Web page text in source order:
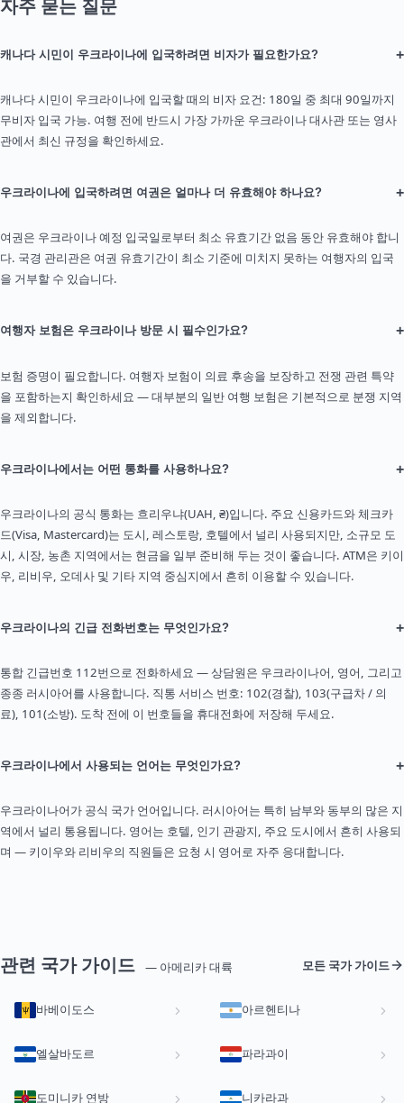
자주 묻는 질문
캐나다 시민이 우크라이나에 입국하려면 비자가 필요한가요? +
캐나다 시민이 우크라이나에 입국할 때의 비자 요건: 180일 중 최대 90일까지
무비자 입국 가능. 여행 전에 반드시 가장 가까운 우크라이나 대사관 또는 영사
관에서 최신 규정을 확인하세요.
우크라이나에 입국하려면 여권은 얼마나 더 유효해야 하나요? +
여권은 우크라이나 예정 입국일로부터 최소 유효기간 없음 동안 유효해야 합니
다. 국경 관리관은 여권 유효기간이 최소 기준에 미치지 못하는 여행자의 입국
을 거부할 수 있습니다.
여행자 보험은 우크라이나 방문 시 필수인가요? +
보험 증명이 필요합니다. 여행자 보험이 의료 후송을 보장하고 전쟁 관련 특약
을 포함하는지 확인하세요 — 대부분의 일반 여행 보험은 기본적으로 분쟁 지역
을 제외합니다.
우크라이나에서는 어떤 통화를 사용하나요? +
우크라이나의 공식 통화는 흐리우냐(UAH, ₴)입니다. 주요 신용카드와 체크카
드(Visa, Mastercard)는 도시, 레스토랑, 호텔에서 널리 사용되지만, 소규모 도
시, 시장, 농촌 지역에서는 현금을 일부 준비해 두는 것이 좋습니다. ATM은 키이
우, 리비우, 오데사 및 기타 지역 중심지에서 흔히 이용할 수 있습니다.
우크라이나의 긴급 전화번호는 무엇인가요? +
통합 긴급번호 112번으로 전화하세요 — 상담원은 우크라이나어, 영어, 그리고
종종 러시아어를 사용합니다. 직통 서비스 번호: 102(경찰), 103(구급차 / 의
료), 101(소방). 도착 전에 이 번호들을 휴대전화에 저장해 두세요.
우크라이나에서 사용되는 언어는 무엇인가요? +
우크라이나어가 공식 국가 언어입니다. 러시아어는 특히 남부와 동부의 많은 지
역에서 널리 통용됩니다. 영어는 호텔, 인기 관광지, 주요 도시에서 흔히 사용되
며 — 키이우와 리비우의 직원들은 요청 시 영어로 자주 응대합니다.
관련 국가 가이드 — 아메리카 대륙 모든 국가 가이드
바베이도스 아르헨티나
엘살바도르 파라과이
도미니카 연방 니카라과